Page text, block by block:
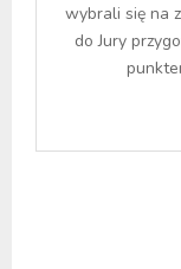
wybrali się na
do Jury